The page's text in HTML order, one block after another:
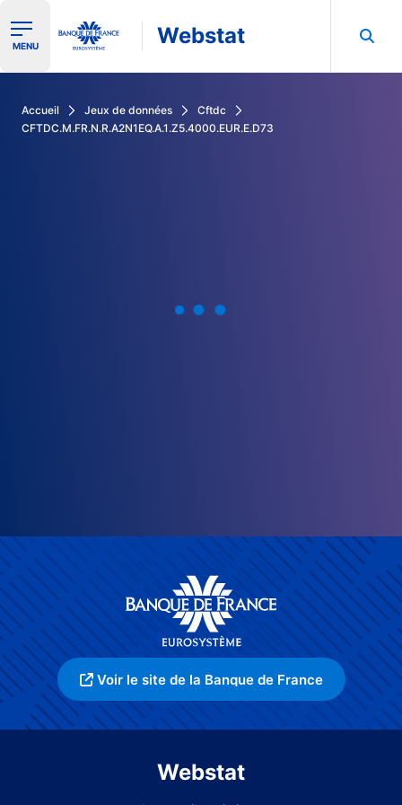
Ouvrir le menu de navigation
MENU Webstat
Accueil Jeux de données
Cftdc
CFTDC.M.FR.N.R.A2N1EQ.A.1.Z5.4000.EUR.E.D73
Voir le site de la Banque de France
Webstat